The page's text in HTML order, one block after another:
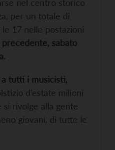
nel centro storico
per un totale di
17 nelle postazioni
precedente, sabato
tutti i musicisti,
d’estate milioni
rivolge alla gente
giovani, di tutte le